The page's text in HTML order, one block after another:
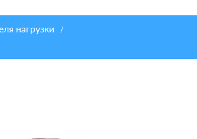
нагрузки /